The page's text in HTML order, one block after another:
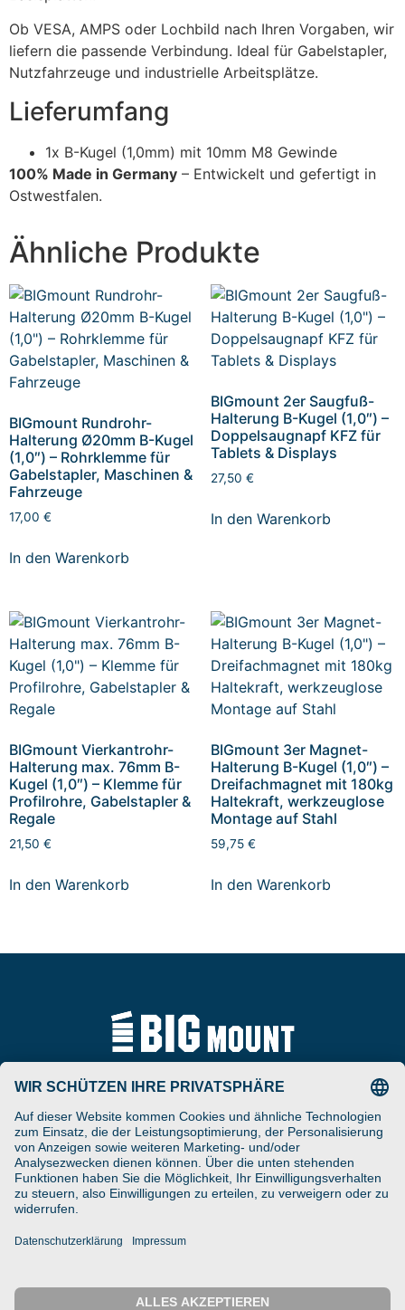
Ob VESA, AMPS oder Lochbild nach Ihren Vorgaben, wir
liefern die passende Verbindung. Ideal für Gabelstapler,
Nutzfahrzeuge und industrielle Arbeitsplätze.
Lieferumfang
1x B-Kugel (1,0mm) mit 10mm M8 Gewinde
100% Made in Germany – Entwickelt und gefertigt in
Ostwestfalen.
Ähnliche Produkte
BIGmount Rundrohr-
Halterung Ø20mm B-Kugel
(1,0″) – Rohrklemme für
Gabelstapler, Maschinen &
Fahrzeuge
17,00 €
In den Warenkorb
BIGmount 2er Saugfuß-
Halterung B-Kugel (1,0″) –
Doppelsaugnapf KFZ für
Tablets & Displays
27,50 €
In den Warenkorb
BIGmount Vierkantrohr-
Halterung max. 76mm B-
Kugel (1,0″) – Klemme für
Profilrohre, Gabelstapler &
Regale
21,50 €
In den Warenkorb
BIGmount 3er Magnet-
Halterung B-Kugel (1,0″) –
Dreifachmagnet mit 180kg
Haltekraft, werkzeuglose
Montage auf Stahl
59,75 €
In den Warenkorb
ARAT Spezialhalterungen
GmbH
Schierbusch 2a
D- 33161 Hövelhof
DESIGNED ENGINEERED
Tel
+49 (0) 5257-9380625
Fax
+49 (0) 5257-9380629